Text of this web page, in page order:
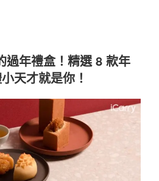
過年禮盒！精選 8 款年
天才就是你！